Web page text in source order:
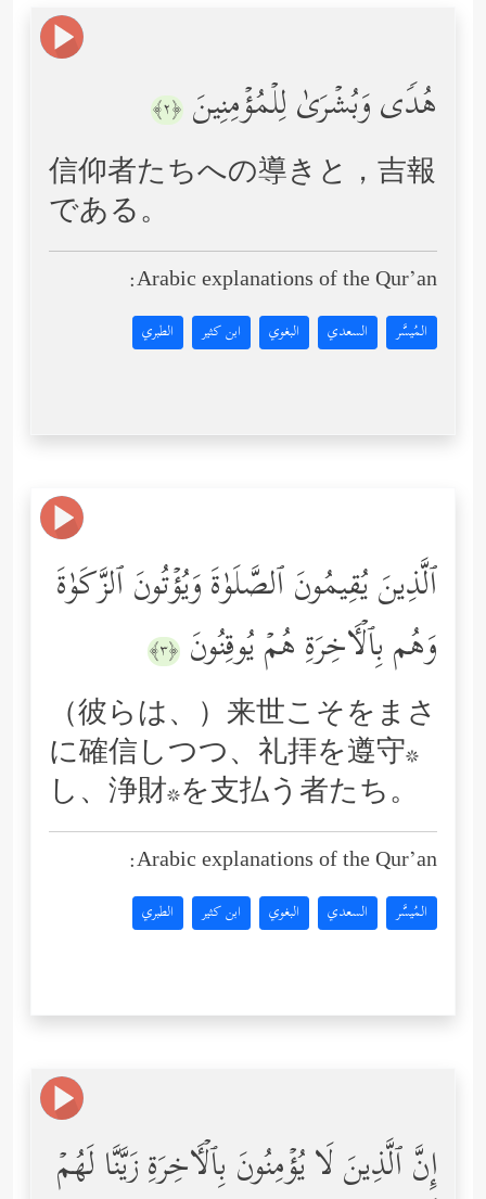
هُدࣰى وَبُشۡرَىٰ لِلۡمُؤۡمِنِینَ ﴿٢﴾
信仰者たちへの導きと，吉報
である。
Arabic explanations of the Qur’an:
المُيسَّر السعدي البغوي ابن كثير الطبري
ٱلَّذِینَ یُقِیمُونَ ٱلصَّلَوٰةَ وَیُؤۡتُونَ ٱلزَّكَوٰةَ
وَهُم بِٱلۡـَٔاخِرَةِ هُمۡ یُوقِنُونَ ﴿٣﴾
（彼らは、）来世こそをまさ
に確信しつつ、礼拝を遵守*
し、浄財*を支払う者たち。
Arabic explanations of the Qur’an:
المُيسَّر السعدي البغوي ابن كثير الطبري
إِنَّ ٱلَّذِینَ لَا یُؤۡمِنُونَ بِٱلۡـَٔاخِرَةِ زَیَّنَّا لَهُمۡ